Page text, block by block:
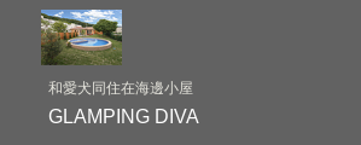
和愛犬同住在海邊小屋
GLAMPING DIVA